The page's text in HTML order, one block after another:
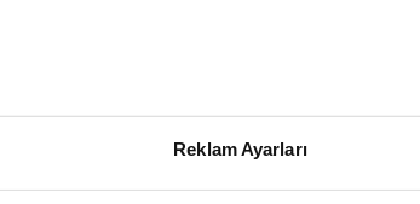
Reklam Ayarları